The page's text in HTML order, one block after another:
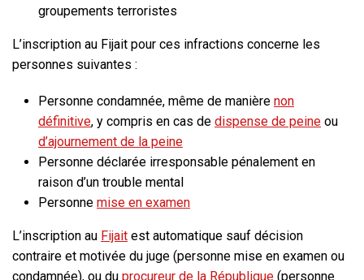
groupements terroristes
L’inscription au Fijait pour ces infractions concerne les
personnes suivantes :
Personne condamnée, même de manière non
définitive, y compris en cas de dispense de peine ou
d’ajournement de la peine
Personne déclarée irresponsable pénalement en
raison d’un trouble mental
Personne mise en examen
L’inscription au Fijait est automatique sauf décision
contraire et motivée du juge (personne mise en examen ou
condamnée), ou du procureur de la République (personne